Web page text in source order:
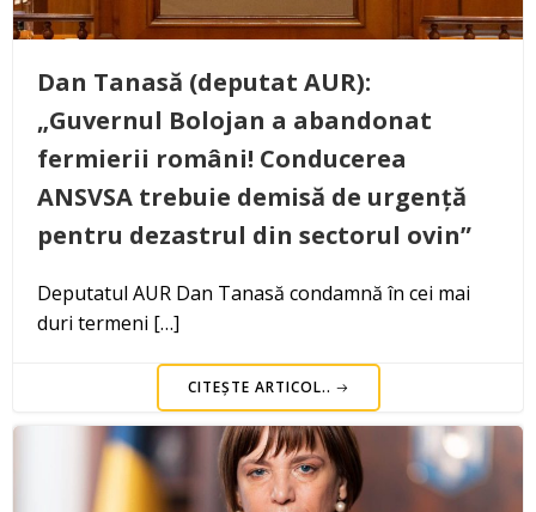
Dan Tanasă (deputat AUR):
„Guvernul Bolojan a abandonat
fermierii români! Conducerea
ANSVSA trebuie demisă de urgență
pentru dezastrul din sectorul ovin”
Deputatul AUR Dan Tanasă condamnă în cei mai
duri termeni […]
CITEȘTE ARTICOL..